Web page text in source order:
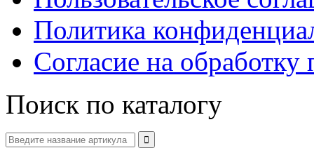
Политика
Согласие на
Поиск по каталогу